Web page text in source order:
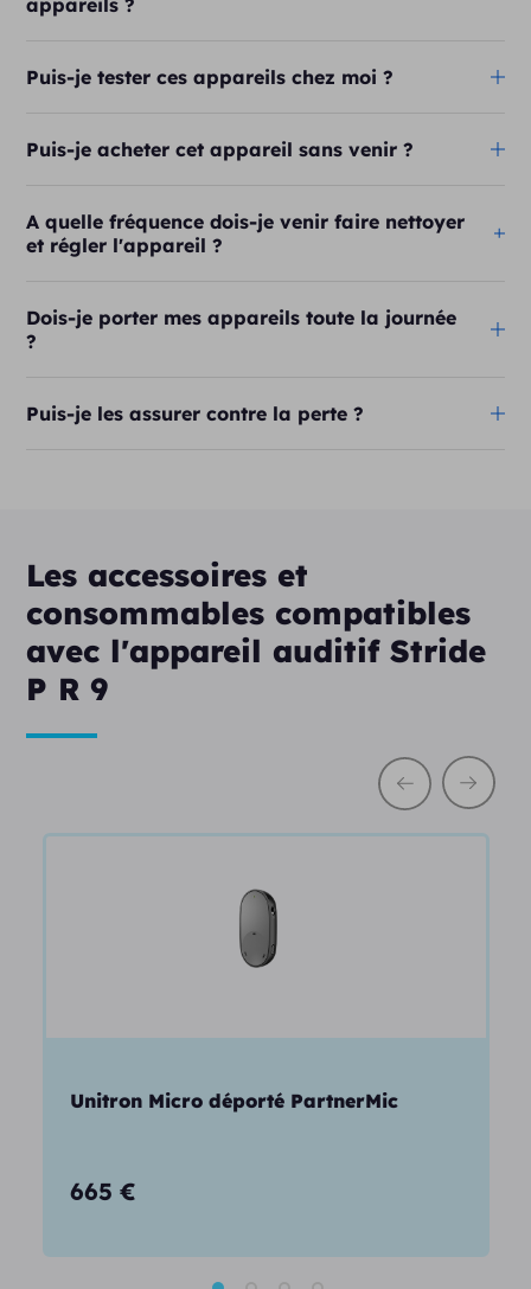
Puis-je tester ces appareils chez moi ?
Puis-je acheter cet appareil sans venir ?
A quelle fréquence dois-je venir faire nettoyer
et régler l'appareil ?
Dois-je porter mes appareils toute la journée
?
Puis-je les assurer contre la perte ?
Les accessoires et
consommables compatibles
avec l'appareil auditif Stride
P R 9
Unitron Micro déporté PartnerMic
665 €